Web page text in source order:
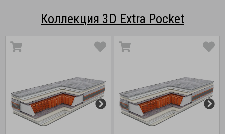
Коллекция 3D Extra Pocket